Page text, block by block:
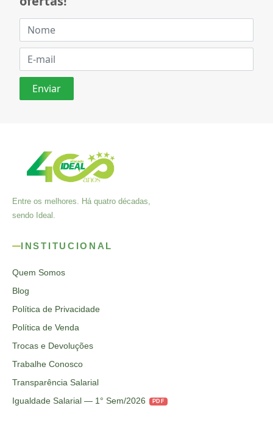
Entre os melhores. Há quatro décadas,
sendo Ideal.
INSTITUCIONAL
Quem Somos
Blog
Política de Privacidade
Política de Venda
Trocas e Devoluções
Trabalhe Conosco
Transparência Salarial
Igualdade Salarial — 1° Sem/2026
PDF